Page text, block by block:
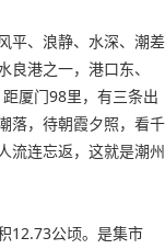
平、浪静、水深、潮差
港之一，港口东、
厦门98里，有三条出
落，待朝霞夕照，看千
流连忘返，这就是潮州
12.73公顷。是集市